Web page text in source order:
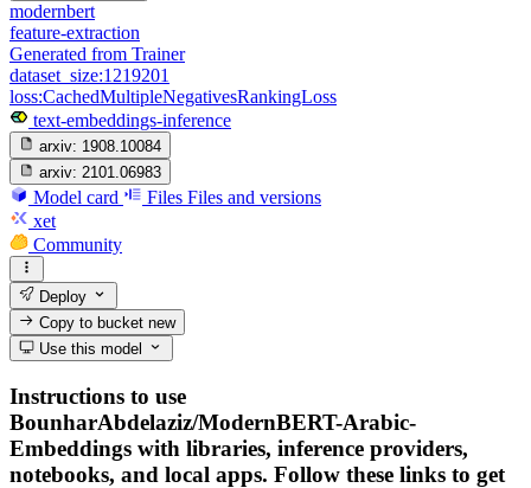
modernbert
feature-extraction
Generated from Trainer
dataset_size:1219201
loss:CachedMultipleNegativesRankingLoss
text-embeddings-inference
arxiv: 1908.10084
arxiv: 2101.06983
Model card Files Files and versions
xet
Community
Deploy
Copy to bucketnew
Use this model
Instructions to use
BounharAbdelaziz/ModernBERT-Arabic-
Embeddings with libraries, inference providers,
notebooks, and local apps. Follow these links to get